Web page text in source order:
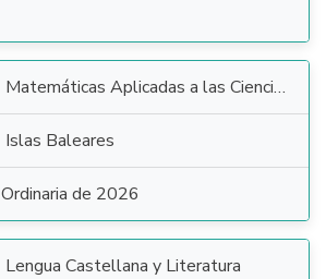
Matemáticas Aplicadas a las Ciencias Sociales
Islas Baleares
Ordinaria de 2026
Lengua Castellana y Literatura